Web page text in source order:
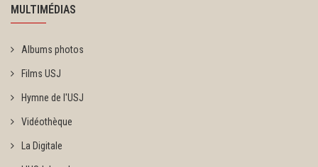
MULTIMÉDIAS
Albums photos
Films USJ
Hymne de l'USJ
Vidéothèque
La Digitale